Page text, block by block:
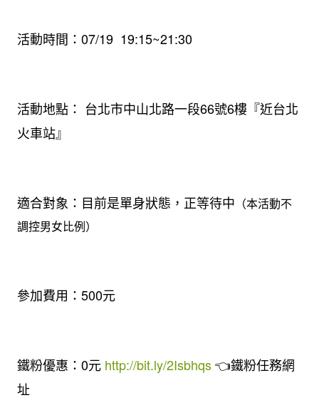
活動時間：07/19 19:15~21:30
活動地點： 台北市中山北路一段66號6樓『近台北
火車站』
適合對象：目前是單身狀態，正等待中 （本活動不
調控男女比例）
參加費用：500元
鐵粉優惠：0元 http://bit.ly/2Isbhqs👈鐵粉任務網
址